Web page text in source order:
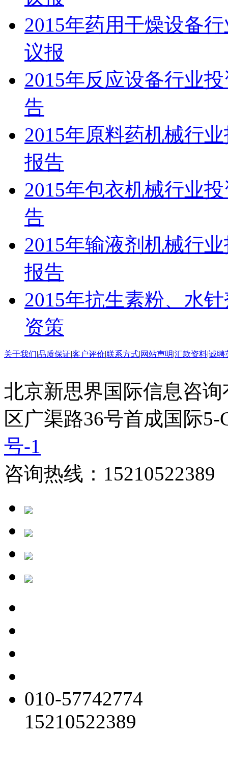
2015年药用干燥设备
议报
2015年反应设备行业
告
2015年原料药机械行
报告
2015年包衣机械行业
告
2015年输液剂机械行
报告
2015年抗生素粉、水
资策
关于我们|品质保证|客户评价|联系方式|网站声明|汇款资料|诚聘
北京新思界国际信息咨
区广渠路36号首成国际
号-1
咨询热线：
010-57742774
15210522389